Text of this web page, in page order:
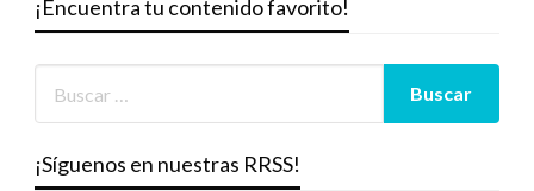
¡Encuentra tu contenido favorito!
¡Síguenos en nuestras RRSS!